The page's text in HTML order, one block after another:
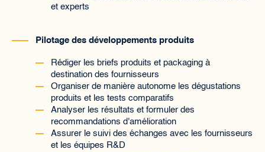
et experts
Pilotage des développements produits
Rédiger les briefs produits et packaging à
destination des fournisseurs
Organiser de manière autonome les dégustations
produits et les tests comparatifs
Analyser les résultats et formuler des
recommandations d'amélioration
Assurer le suivi des échanges avec les fournisseurs
et les équipes R&D